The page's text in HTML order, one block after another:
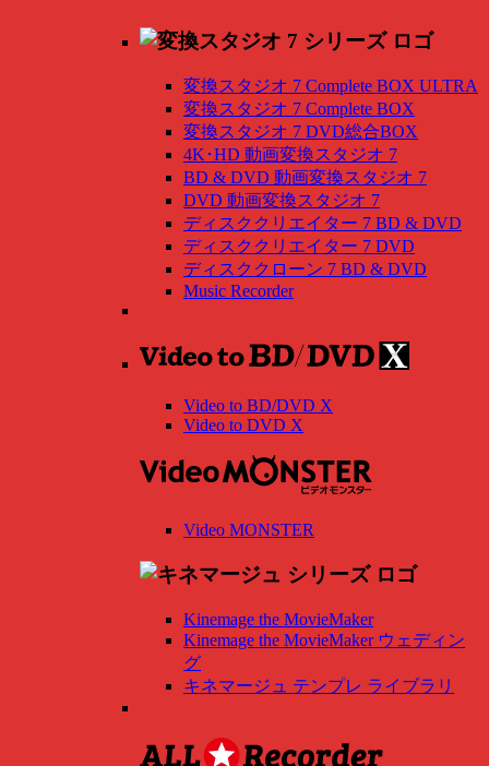
変換スタジオ 7 Complete BOX ULTRA
変換スタジオ 7 Complete BOX
変換スタジオ 7 DVD総合BOX
4K･HD 動画変換スタジオ 7
BD & DVD 動画変換スタジオ 7
DVD 動画変換スタジオ 7
ディスククリエイター 7 BD & DVD
ディスククリエイター 7 DVD
ディスククローン 7 BD & DVD
Music Recorder
Video to BD/DVD X
Video to DVD X
Video MONSTER
Kinemage the MovieMaker
Kinemage the MovieMaker ウェディン
グ
キネマージュ テンプレ ライブラリ